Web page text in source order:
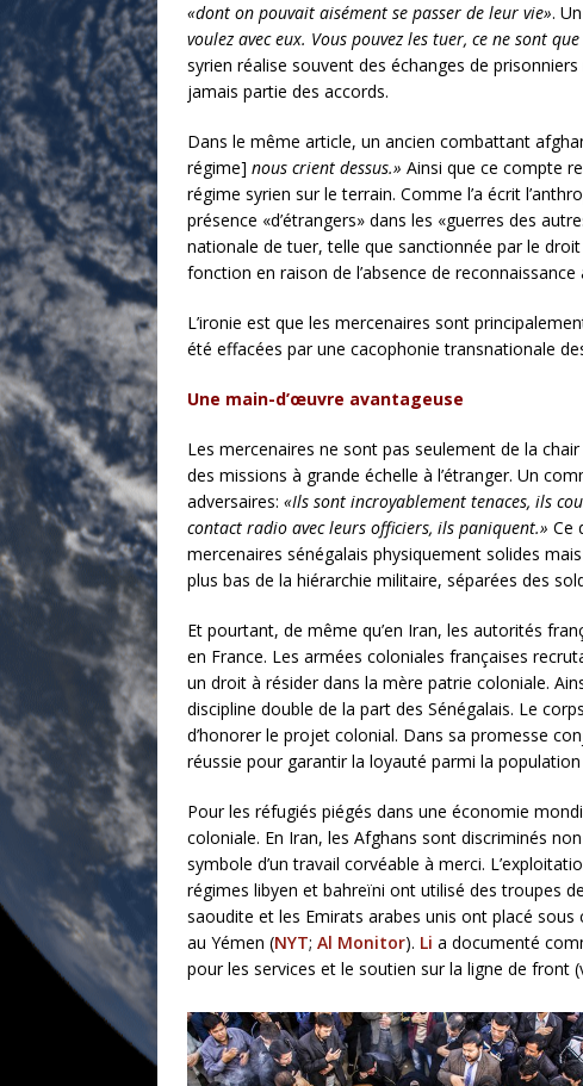
«dont on pouvait aisément se passer de leur vie».
voulez avec eux. Vous pouvez les tuer, ce ne sont
syrien réalise souvent des échanges de
jamais partie des accords.
Dans le même article, un ancien combattant
régime] nous crient dessus.» Ainsi que ce compte
régime syrien sur le terrain. Comme l’a écrit
présence «d’étrangers» dans les «guerres des
nationale de tuer, telle que sanctionnée par le
fonction en raison de l’absence de reconnaissance
L’ironie est que les mercenaires sont
été effacées par une cacophonie transnationale
Une main-d’œuvre avantageuse
Les mercenaires ne sont pas seulement de la
des missions à grande échelle à l’étranger. Un
adversaires: «Ils sont incroyablement tenaces, ils
contact radio avec leurs officiers, ils paniquent.» Ce
mercenaires sénégalais physiquement solides
plus bas de la hiérarchie militaire, séparées des
Et pourtant, de même qu’en Iran, les autorités
en France. Les armées coloniales françaises
un droit à résider dans la mère patrie coloniale.
discipline double de la part des Sénégalais. Le
d’honorer le projet colonial. Dans sa promesse
réussie pour garantir la loyauté parmi la
Pour les réfugiés piégés dans une économie
coloniale. En Iran, les Afghans sont discriminés
symbole d’un travail corvéable à merci.
régimes libyen et bahreïni ont utilisé des troupes
saoudite et les Emirats arabes unis ont placé sous
au Yémen (NYT; Al Monitor). Li a documenté
pour les services et le soutien sur la ligne de front